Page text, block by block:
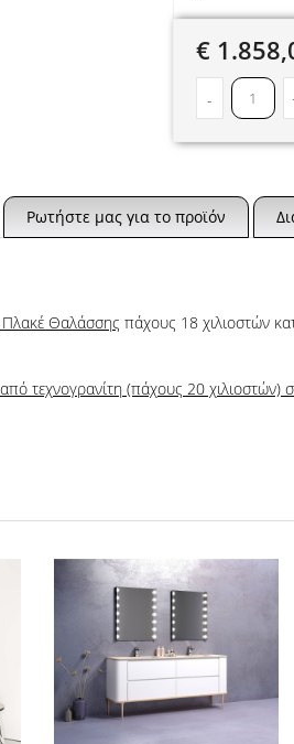
€
-
Ρωτήστε μας για το προϊόν
Θαλάσσης πάχους 18 χιλιοστών
τεχνογρανίτη (πάχους 20 χιλιοστών)